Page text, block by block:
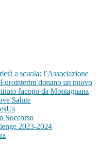
a scuola: l’Associazione
donano un nuovo
Jacopo da Montagnana
Salute
Soccorso
2023-2024